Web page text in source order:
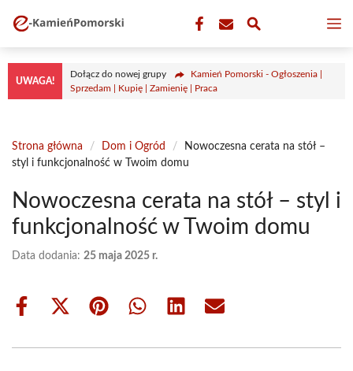
treści
UWAGA!
Dołącz do nowej grupy
Kamień Pomorski - Ogłoszenia |
Sprzedam | Kupię | Zamienię | Praca
Strona główna / Dom i Ogród /
Nowoczesna cerata na stół –
styl i funkcjonalność w Twoim domu
Nowoczesna cerata na stół – styl i
funkcjonalność w Twoim domu
Data dodania: 25 maja 2025 r.
Share
Share
(Twitter)
Share Share Share Share